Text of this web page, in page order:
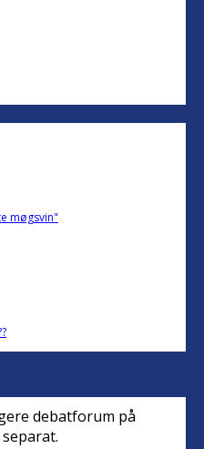
møgsvin"
debatforum på